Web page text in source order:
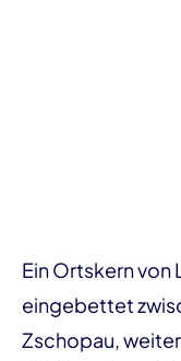
Ein Ortskern
eingebettet
Zschopau,